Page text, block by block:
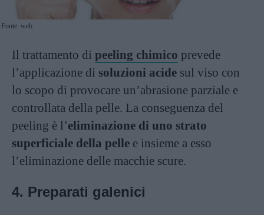
Fonte: web
Il trattamento di peeling chimico prevede
l’applicazione di soluzioni acide sul viso con
lo scopo di provocare un’abrasione parziale e
controllata della pelle. La conseguenza del
peeling è l’eliminazione di uno strato
superficiale della pelle e insieme a esso
l’eliminazione delle macchie scure.
4. Preparati galenici